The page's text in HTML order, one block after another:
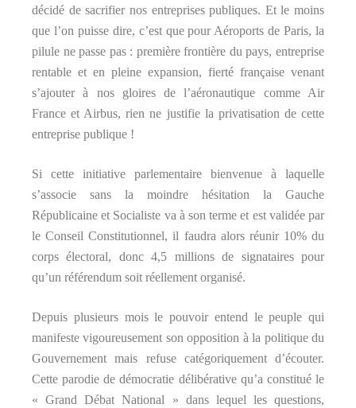
décidé de sacrifier nos entreprises publiques. Et le moins
que l’on puisse dire, c’est que pour Aéroports de Paris, la
pilule ne passe pas : première frontière du pays, entreprise
rentable et en pleine expansion, fierté française venant
s’ajouter à nos gloires de l’aéronautique comme Air
France et Airbus, rien ne justifie la privatisation de cette
entreprise publique !
Si cette initiative parlementaire bienvenue à laquelle
s’associe sans la moindre hésitation la Gauche
Républicaine et Socialiste va à son terme et est validée par
le Conseil Constitutionnel, il faudra alors réunir 10% du
corps électoral, donc 4,5 millions de signataires pour
qu’un référendum soit réellement organisé.
Depuis plusieurs mois le pouvoir entend le peuple qui
manifeste vigoureusement son opposition à la politique du
Gouvernement mais refuse catégoriquement d’écouter.
Cette parodie de démocratie délibérative qu’a constitué le
« Grand Débat National » dans lequel les questions,